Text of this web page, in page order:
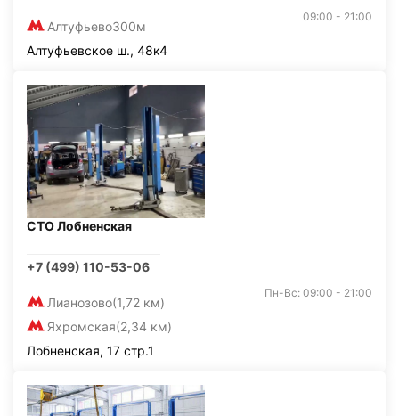
Алтуфьево300м
09:00 - 21:00
Алтуфьевское ш., 48к4
СТО Лобненская
+7 (499) 110-53-06
Лианозово(1,72 км)
Яхромская(2,34 км)
Пн-Вс: 09:00 - 21:00
Лобненская, 17 стр.1